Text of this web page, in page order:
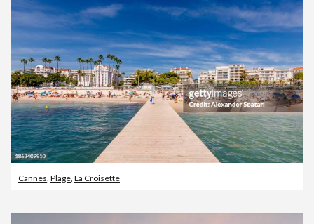
Cannes, Plage, La Croisette